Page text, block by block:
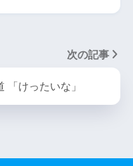
次の記事
「けったいな」